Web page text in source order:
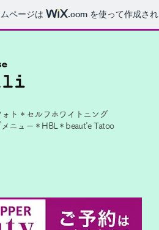
ページは .com を使って作成さ
ト ＊​セルフホワイトニング
ニュー＊ HBL＊beaut'e Tatoo